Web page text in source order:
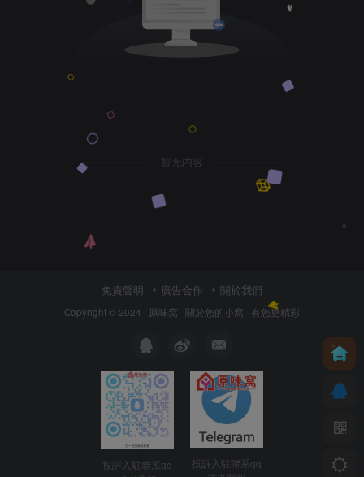
暂无内容
免責聲明 廣告合作 關於我們
Copyright © 2024 · 原味窩 · 關於您的小窩 · 有您更精彩
投訴入駐聯系qq
投訴入駐聯系qq